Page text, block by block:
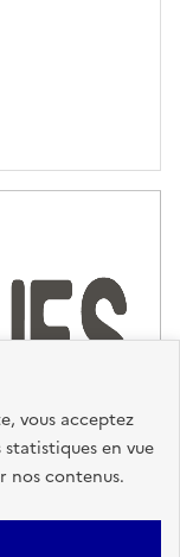
vous acceptez
en vue
nos contenus.
Mentions